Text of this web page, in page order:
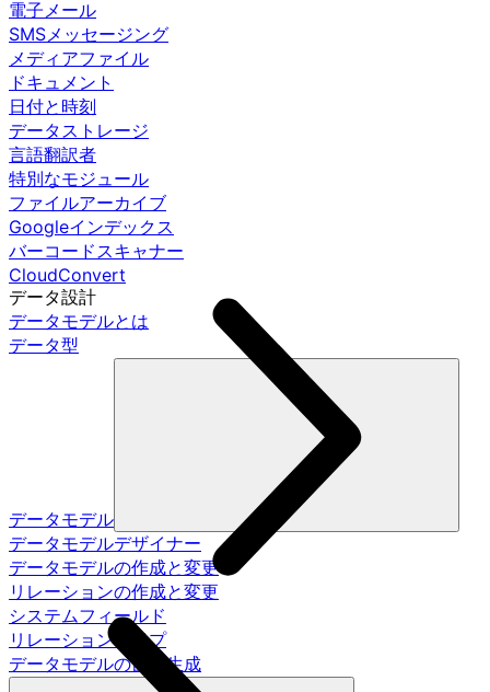
電子メール
SMSメッセージング
メディアファイル
ドキュメント
日付と時刻
データストレージ
言語翻訳者
特別なモジュール
ファイルアーカイブ
Googleインデックス
バーコードスキャナー
CloudConvert
データ設計
データモデルとは
データ型
データモデル
データモデルデザイナー
データモデルの作成と変更
リレーションの作成と変更
システムフィールド
リレーションタイプ
データモデルの自動生成